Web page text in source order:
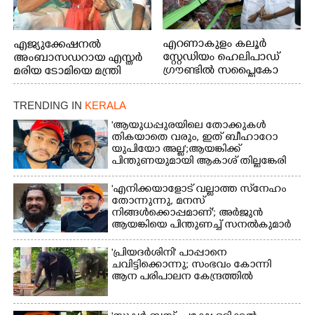
എജ്യുക്കേഷനൽ
അംബാസഡറായ എസ്തർ
മരിയ ടോമിയെ മന്ത്രി
എൻ.ഷംസുദ്ദീൻ
അഭിനന്ദിക്കുന്നു.
എറണാകുളം കലൂർ
സ്റ്റേഡിയം ഹെലിപാഡ്
ഗ്രൗണ്ടിൽ സപ്ളൈകോ
ഓണം മെഗാ ട്രേഡ്
സ്റ്റാൾ
സന്ദർശിക്കുന്ന മുഖ്യമന്ത്രി
വി.ഡി. സതീശൻ.
മന്ത്രി അനൂപ്
ജേക്കബ് സമീപം
TRENDING IN KERALA
'ആയുധപ്പുരയിലെ തോക്കുകൾ
തികയാതെ വരും, ഇത് ബീഹാറോ
യുപിയോ അല്ല';ആയങ്കിക്ക്
പിന്തുണയുമായി ആകാശ് തില്ലങ്കേരി
'എനിക്കയാളോട് വല്ലാത്ത സ്‌നേഹം
തോന്നുന്നു, മനസ്
നിങ്ങൾക്കൊപ്പമാണ്'; അർജുൻ
ആയങ്കിയെ പിന്തുണച്ച് സനൽകുമാർ
'പ്രിയദർശിനി' പാപ്പാനെ
ചവിട്ടിക്കൊന്നു; സംഭവം കോന്നി
ആന പരിപാലന കേന്ദ്രത്തിൽ